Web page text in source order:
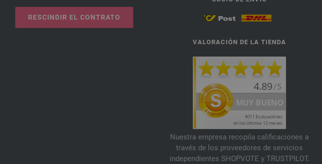
RESCINDIR EL CONTRATO
VALORACIÓN DE LA TIENDA
Nuestra empresa recopila calificaciones a
través de los proveedores de servicios
independientes SHOPVOTE y TRUSTPILOT.